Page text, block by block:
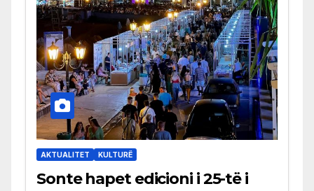
AKTUALITET KULTURË
Sonte hapet edicioni i 25-të i